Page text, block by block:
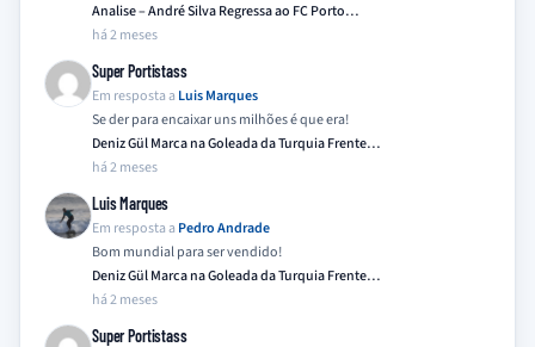
Analise – André Silva Regressa ao FC Porto…
há 2 meses
Super Portistass
Em resposta a Luis Marques
Se der para encaixar uns milhões é que era!
Deniz Gül Marca na Goleada da Turquia Frente…
há 2 meses
Luis Marques
Em resposta a Pedro Andrade
Bom mundial para ser vendido!
Deniz Gül Marca na Goleada da Turquia Frente…
há 2 meses
Super Portistass